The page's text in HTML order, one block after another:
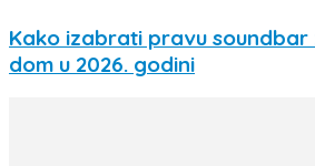
Kako izabrati pravu soundbar
dom u 2026. godini